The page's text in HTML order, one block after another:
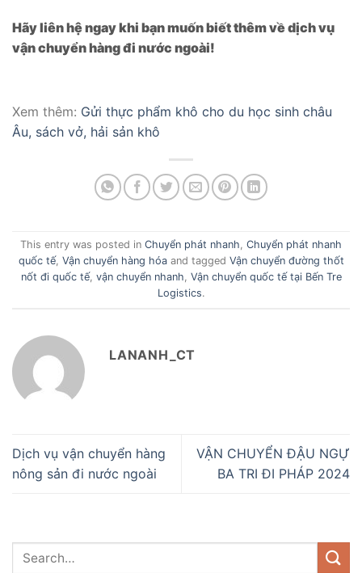
Hãy liên hệ ngay khi bạn muốn biết thêm về dịch vụ
vận chuyển hàng đi nước ngoài!
Xem thêm: Gửi thực phẩm khô cho du học sinh châu
Âu, sách vở, hải sản khô
This entry was posted in Chuyển phát nhanh Chuyển phát nhanh
quốc tế, Vận chuyển hàng hóaand tagged Vận chuyển đường thốt
nốt đi quốc tế, vận chuyển nhanh Vận chuyển quốc tế tại Bến Tre
Logistics.
LANANH_CT
Dịch vụ vận chuyển hàng
nông sản đi nước ngoài
VẬN CHUYỂN ĐẬU NGỰ
BA TRI ĐI PHÁP 2024